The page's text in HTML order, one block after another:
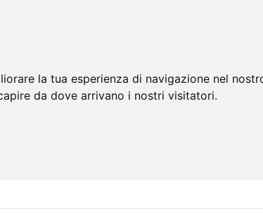
la tua esperienza di navigazione nel
da dove arrivano i nostri visitatori.